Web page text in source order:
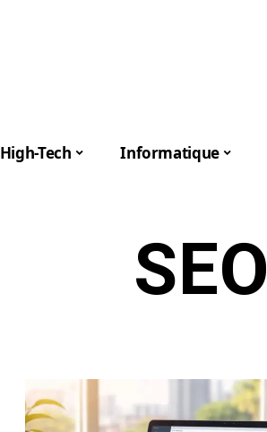
High-Tech Informatique
SEO